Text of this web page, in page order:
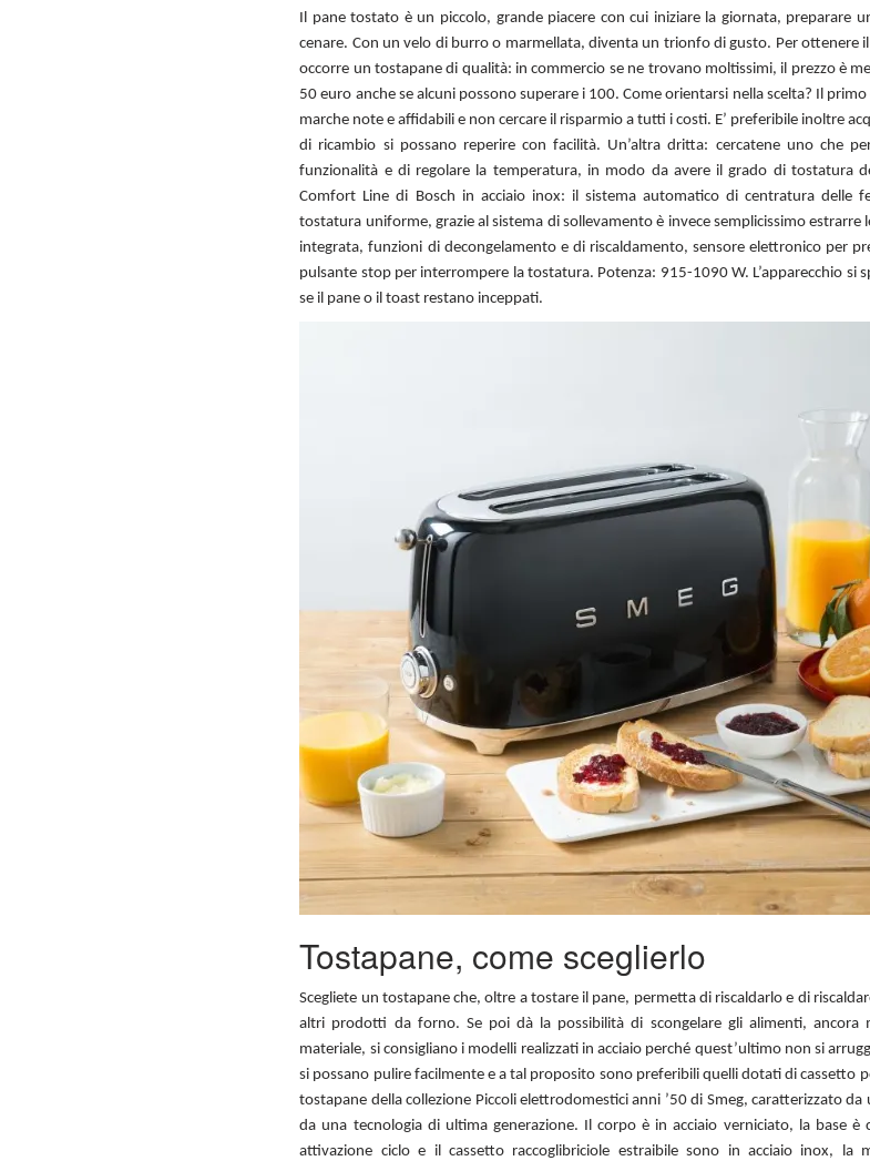
Il pane tostato è un piccolo, grande piacere con cui iniziare la giornata, preparare
cenare. Con un velo di burro o marmellata, diventa un trionfo di gusto. Per ottenere
occorre un tostapane di qualità: in commercio se ne trovano moltissimi, il prezzo è
50 euro anche se alcuni possono superare i 100. Come orientarsi nella scelta? Il
marche note e affidabili e non cercare il risparmio a tutti i costi. E’ preferibile inoltre
di ricambio si possano reperire con facilità. Un’altra dritta: cercatene uno che
funzionalità e di regolare la temperatura, in modo da avere il grado di tostatura
Comfort Line di Bosch in acciaio inox: il sistema automatico di centratura delle
tostatura uniforme, grazie al sistema di sollevamento è invece semplicissimo estrarre
integrata, funzioni di decongelamento e di riscaldamento, sensore elettronico per
pulsante stop per interrompere la tostatura. Potenza: 915-1090 W. L’apparecchio si
se il pane o il toast restano inceppati.
Tostapane, come sceglierlo
Scegliete un tostapane che, oltre a tostare il pane, permetta di riscaldarlo e di
altri prodotti da forno. Se poi dà la possibilità di scongelare gli alimenti, ancora
materiale, si consigliano i modelli realizzati in acciaio perché quest’ultimo non si
si possano pulire facilmente e a tal proposito sono preferibili quelli dotati di cassetto
tostapane della collezione Piccoli elettrodomestici anni ’50 di Smeg, caratterizzato da
da una tecnologia di ultima generazione. Il corpo è in acciaio verniciato, la base è
attivazione ciclo e il cassetto raccoglibriciole estraibile sono in acciaio inox, la